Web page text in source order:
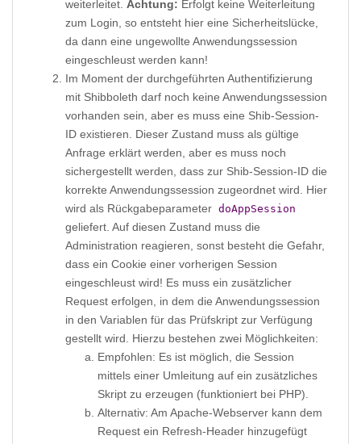
weiterleitet. Achtung: Erfolgt keine Weiterleitung
zum Login, so entsteht hier eine Sicherheitslücke,
da dann eine ungewollte Anwendungssession
eingeschleust werden kann!
Im Moment der durchgeführten Authentifizierung
mit Shibboleth darf noch keine Anwendungssession
vorhanden sein, aber es muss eine Shib-Session-
ID existieren. Dieser Zustand muss als gültige
Anfrage erklärt werden, aber es muss noch
sichergestellt werden, dass zur Shib-Session-ID die
korrekte Anwendungssession zugeordnet wird. Hier
wird als Rückgabeparameter doAppSession
geliefert. Auf diesen Zustand muss die
Administration reagieren, sonst besteht die Gefahr,
dass ein Cookie einer vorherigen Session
eingeschleust wird! Es muss ein zusätzlicher
Request erfolgen, in dem die Anwendungssession
in den Variablen für das Prüfskript zur Verfügung
gestellt wird. Hierzu bestehen zwei Möglichkeiten:
Empfohlen: Es ist möglich, die Session
mittels einer Umleitung auf ein zusätzliches
Skript zu erzeugen (funktioniert bei PHP).
Alternativ: Am Apache-Webserver kann dem
Request ein Refresh-Header hinzugefügt